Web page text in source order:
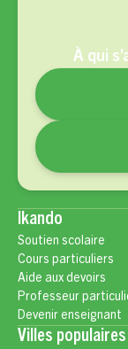
À qui
Ikando
Soutien scolaire
Cours particuliers
Aide aux devoirs
Professeur
Devenir enseignant
Villes populaires